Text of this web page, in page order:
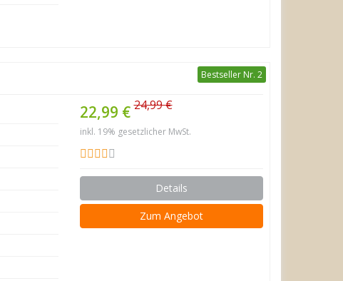
Bestseller Nr. 2
22,99 €24,99 €
inkl. 19% gesetzlicher MwSt.
Details
Zum Angebot